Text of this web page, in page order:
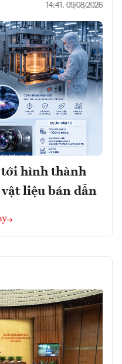
14:41, 09/08/2026
hình thành
liệu bán dẫn